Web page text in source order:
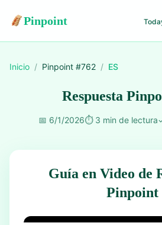
Pinpoint
Inicio / Pinpoint #762 / ES
Respuesta
📅 6/1/2026⏱️ 3 min de lectura
Guía en Video de
Pinpoint